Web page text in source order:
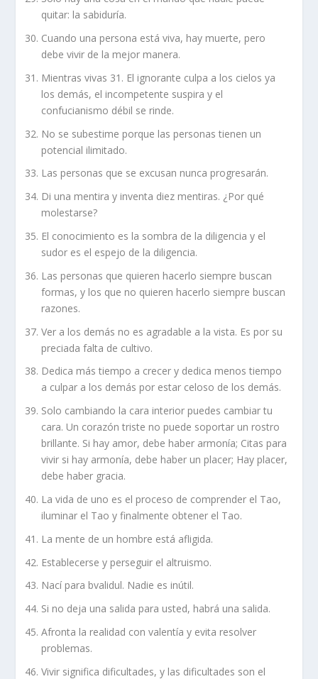
quitar: la sabiduría.
Cuando una persona está viva, hay muerte, pero
debe vivir de la mejor manera.
Mientras vivas 31. El ignorante culpa a los cielos ya
los demás, el incompetente suspira y el
confucianismo débil se rinde.
No se subestime porque las personas tienen un
potencial ilimitado.
Las personas que se excusan nunca progresarán.
Di una mentira y inventa diez mentiras. ¿Por qué
molestarse?
El conocimiento es la sombra de la diligencia y el
sudor es el espejo de la diligencia.
Las personas que quieren hacerlo siempre buscan
formas, y los que no quieren hacerlo siempre buscan
razones.
Ver a los demás no es agradable a la vista. Es por su
preciada falta de cultivo.
Dedica más tiempo a crecer y dedica menos tiempo
a culpar a los demás por estar celoso de los demás.
Solo cambiando la cara interior puedes cambiar tu
cara. Un corazón triste no puede soportar un rostro
brillante. Si hay amor, debe haber armonía; Citas para
vivir si hay armonía, debe haber un placer; Hay placer,
debe haber gracia.
La vida de uno es el proceso de comprender el Tao,
iluminar el Tao y finalmente obtener el Tao.
La mente de un hombre está afligida.
Establecerse y perseguir el altruismo.
Nací para bvalidul. Nadie es inútil.
Si no deja una salida para usted, habrá una salida.
Afronta la realidad con valentía y evita resolver
problemas.
Vivir significa dificultades, y las dificultades son el